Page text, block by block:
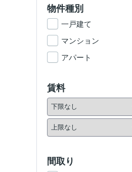
物件種別
一戸建て
マンション
アパート
賃料
間取り